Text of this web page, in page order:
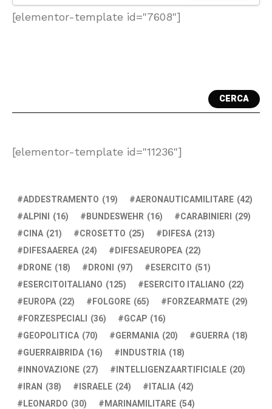
[elementor-template id="7608"]
CERCA
[elementor-template id="11236"]
ADDESTRAMENTO (19) AERONAUTICAMILITARE (42)
ALPINI (16) BUNDESWEHR (16) CARABINIERI (29)
CINA (21) CROSETTO (25) DIFESA (213)
DIFESAAEREA (24) DIFESAEUROPEA (22)
DRONE (18) DRONI (97) ESERCITO (51)
ESERCITOITALIANO (125) ESERCITO ITALIANO (22)
EUROPA (22) FOLGORE (65) FORZEARMATE (29)
FORZESPECIALI (36) GCAP (16)
GEOPOLITICA (70) GERMANIA (20) GUERRA (18)
GUERRAIBRIDA (16) INDUSTRIA (18)
INNOVAZIONE (27) INTELLIGENZAARTIFICIALE (20)
IRAN (38) ISRAELE (24) ITALIA (42)
LEONARDO (30) MARINAMILITARE (54)